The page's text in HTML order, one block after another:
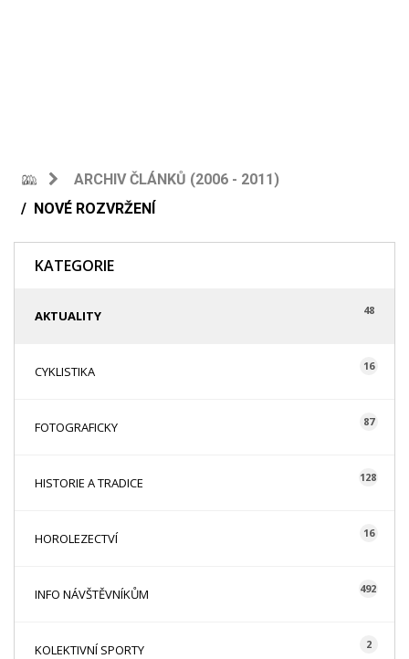
ARCHIV ČLÁNKŮ (2006 - 2011)
NOVÉ ROZVRŽENÍ
KATEGORIE
AKTUALITY 48
CYKLISTIKA 16
FOTOGRAFICKY 87
HISTORIE A TRADICE 128
HOROLEZECTVÍ 16
INFO NÁVŠTĚVNÍKŮM 492
KOLEKTIVNÍ SPORTY 2